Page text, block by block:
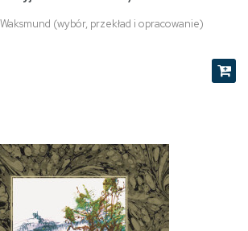
(wybór, przekład i opracowanie)